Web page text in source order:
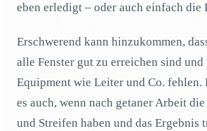
eben erledigt – oder auch einfach die
Erschwerend kann hinzukommen,
alle Fenster gut zu erreichen sind und
Equipment wie Leiter und Co.
es auch, wenn nach getaner Arbeit
und Streifen haben und das Ergebnis